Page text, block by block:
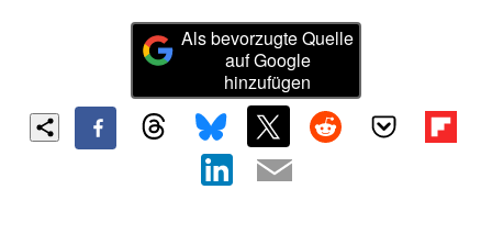
Als bevorzugte Quelle
auf Google
hinzufügen